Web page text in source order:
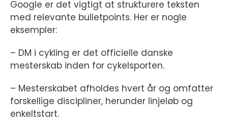
Google er det vigtigt at strukturere teksten
med relevante bulletpoints. Her er nogle
eksempler:
– DM i cykling er det officielle danske
mesterskab inden for cykelsporten.
– Mesterskabet afholdes hvert år og omfatter
forskellige discipliner, herunder linjeløb og
enkeltstart.